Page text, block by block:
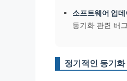
소프트웨어 업
동기화 관련 버
정기적인 동기